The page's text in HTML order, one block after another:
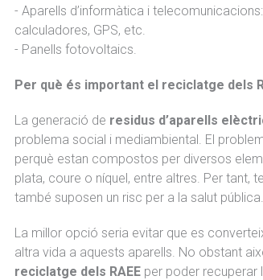
- Aparells d’informàtica i
calculadores, GPS, etc.
- Panells fotovoltaics.
Per què és important el reciclatge dels
La generació de residus d’aparells
problema social i mediambiental. El
perquè estan compostos per diversos
plata, coure o níquel, entre altres. Per tant,
també suposen un risc per a la salut pública.
La millor opció seria evitar que es
altra vida a aquests aparells. No obstant
reciclatge dels RAEE per poder recuperar